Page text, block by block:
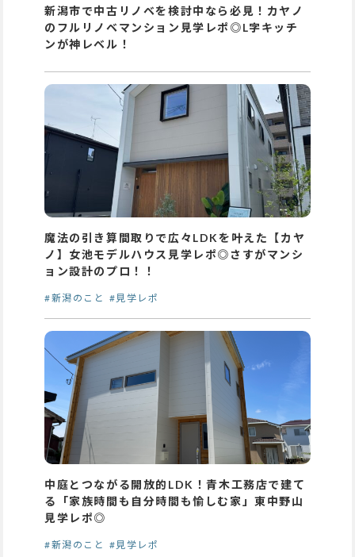
新潟市で中古リノベを検討中なら必見！カヤノ
のフルリノベマンション見学レポ◎L字キッチ
ンが神レベル！
魔法の引き算間取りで広々LDKを叶えた【カヤ
ノ】女池モデルハウス見学レポ◎さすがマンシ
ョン設計のプロ！！
#新潟のこと #見学レポ
中庭とつながる開放的LDK！青木工務店で建て
る「家族時間も自分時間も愉しむ家」東中野山
見学レポ◎
#新潟のこと #見学レポ